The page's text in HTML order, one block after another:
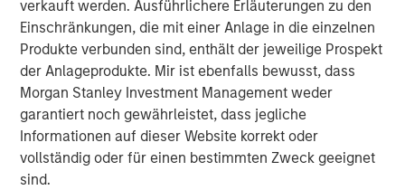
verkauft werden. Ausführlichere Erläuterungen zu den
Einschränkungen, die mit einer Anlage in die einzelnen
Produkte verbunden sind, enthält der jeweilige Prospekt
der Anlageprodukte. Mir ist ebenfalls bewusst, dass
Morgan Stanley Investment Management weder
garantiert noch gewährleistet, dass jegliche
Informationen auf dieser Website korrekt oder
vollständig oder für einen bestimmten Zweck geeignet
sind.
seek to generate returns through stock selection. These
strategies are not designed to shoot the lights out, but
they have the potential to provide steady gains even in
down markets.
Display 1
Characteristics of Long-Short Equity Strategies